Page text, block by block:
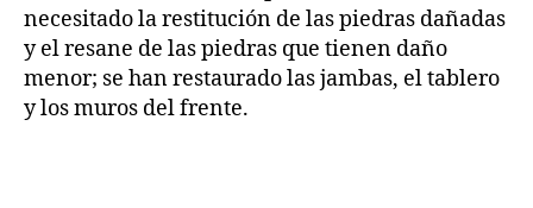
necesitado la restitución de las piedras dañadas
y el resane de las piedras que tienen daño
menor; se han restaurado las jambas, el tablero
y los muros del frente.